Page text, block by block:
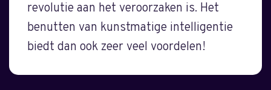
revolutie aan het veroorzaken is. Het
benutten van kunstmatige intelligentie
biedt dan ook zeer veel voordelen!